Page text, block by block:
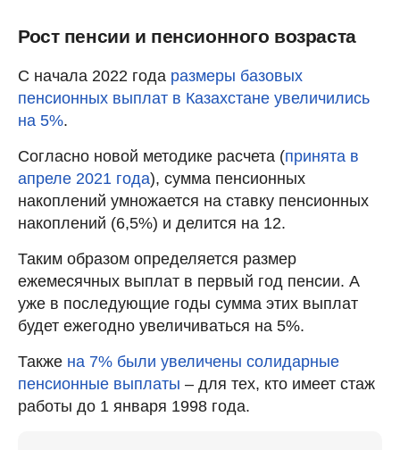
Рост пенсии и пенсионного возраста
С начала 2022 года размеры базовых
пенсионных выплат в Казахстане увеличились
на 5%.
Согласно новой методике расчета (принята в
апреле 2021 года), сумма пенсионных
накоплений умножается на ставку пенсионных
накоплений (6,5%) и делится на 12.
Таким образом определяется размер
ежемесячных выплат в первый год пенсии. А
уже в последующие годы сумма этих выплат
будет ежегодно увеличиваться на 5%.
Также на 7% были увеличены солидарные
пенсионные выплаты – для тех, кто имеет стаж
работы до 1 января 1998 года.